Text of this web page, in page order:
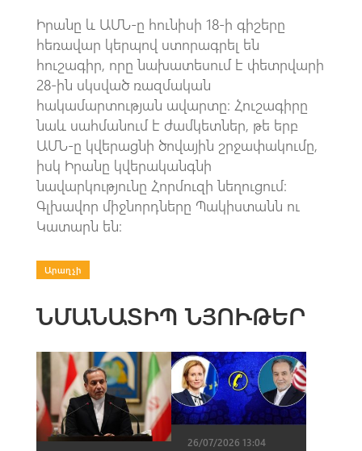
Իրանը և ԱՄՆ-ը հունիսի 18-ի գիշերը
հեռավար կերպով ստորագրել են
հուշագիր, որը նախատեսում է փետրվարի
28-ին սկսված ռազմական
հակամարտության ավարտը։ Հուշագիրը
նաև սահմանում է ժամկետներ, թե երբ
ԱՄՆ-ը կվերացնի ծովային շրջափակումը,
իսկ Իրանը կվերականգնի
նավարկությունը Հորմուզի նեղուցում։
Գլխավոր միջնորդները Պակիստանն ու
Կատարն են։
Արաղչի
ՆՄԱՆԱՏԻՊ ՆՅՈՒԹԵՐ
26/07/2026 13:04